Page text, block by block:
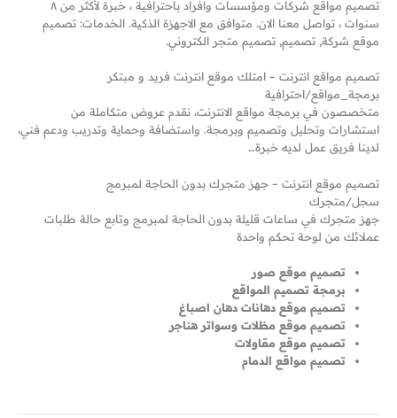
تصميم مواقع شركات ومؤسسات وافراد باحترافية ، خبرة لأكثر من ٨
سنوات ، تواصل معنا الان. متوافق مع الاجهزة الذكية. الخدمات: تصميم
موقع شركة, تصميم, تصميم متجر الكتروني.
تصميم مواقع انترنت – امتلك موقع انترنت فريد و مبتكر
برمجة_مواقع/احترافية
متخصصون في برمجة مواقع الانترنت، نقدم عروض متكاملة من
استشارات وتحليل وتصميم وبرمجة. واستضافة وحماية وتدريب ودعم فني،
لدينا فريق عمل لديه خبرة…
تصميم موقع انترنت – جهز متجرك بدون الحاجة لمبرمج
سجل/متجرك
جهز متجرك في ساعات قليلة بدون الحاجة لمبرمج وتابع حالة طلبات
عملائك من لوحة تحكم واحدة
تصميم موقع صور
برمجة تصميم المواقع
تصميم موقع دهانات دهان اصباغ
تصميم موقع مظلات وسواتر هناجر
تصميم موقع مقاولات
تصميم مواقع الدمام